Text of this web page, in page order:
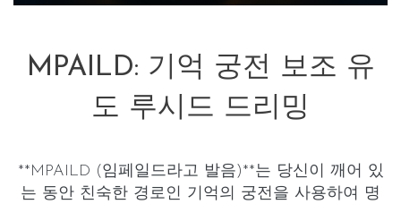
MPAILD: 기억 궁전 보조 유
도 루시드 드리밍
**MPAILD (임페일드라고 발음)**는 당신이 깨어 있
는 동안 친숙한 경로인 기억의 궁전을 사용하여 명